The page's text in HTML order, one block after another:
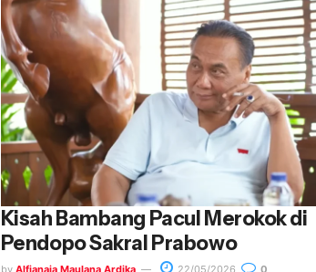
Kisah Bambang Pacul Merokok di
Pendopo Sakral Prabowo
by Alfianaja Maulana Ardika 22/05/2026 0